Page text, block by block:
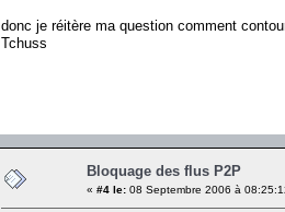
donc je réitère ma question comment
Tchuss
Bloquage des flus P2P
« #4 le: 08 Septembre 2006 à